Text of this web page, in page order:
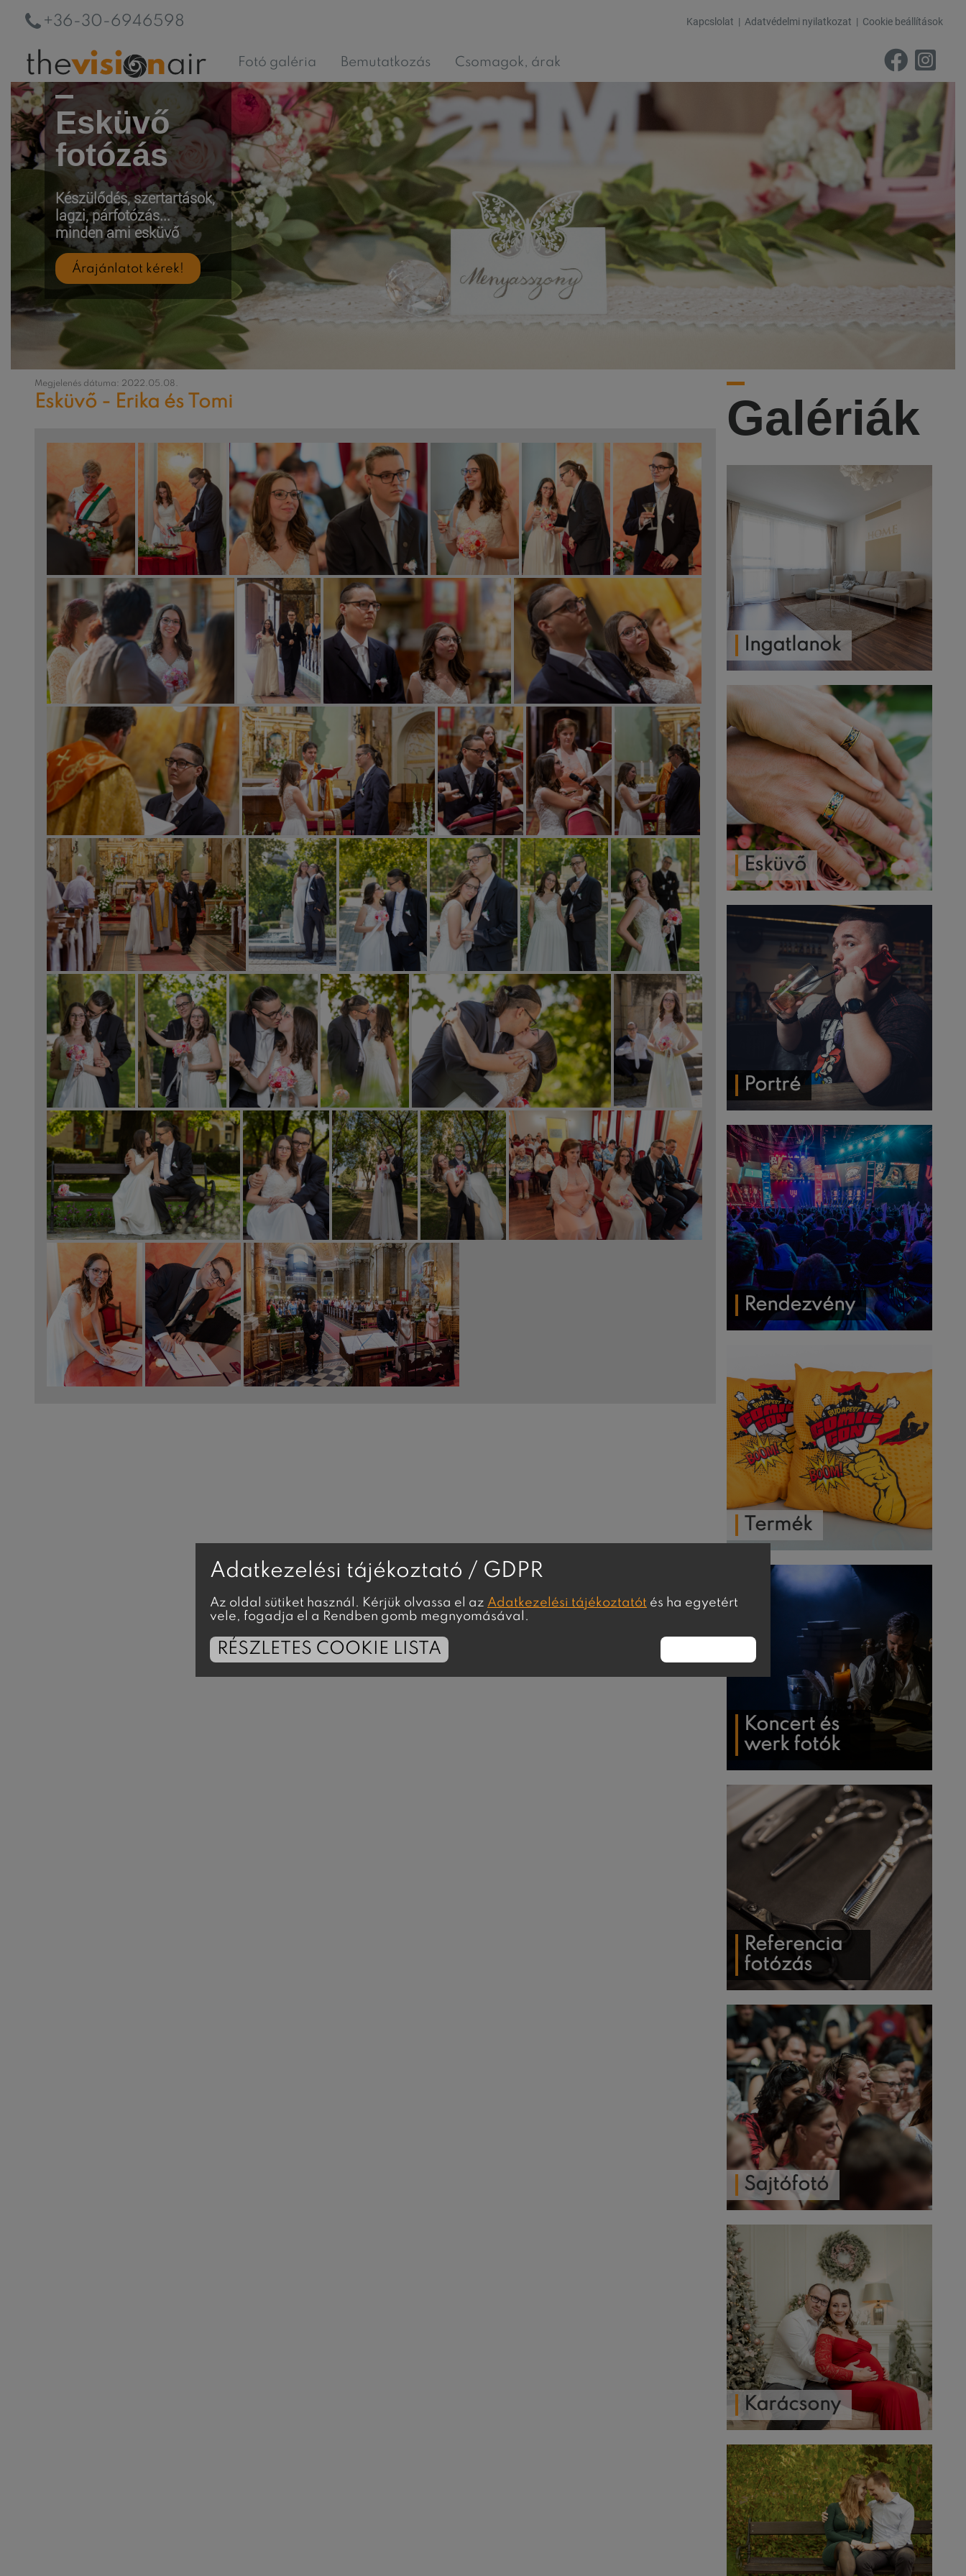
+36-30-6946598 Kapcslolat Adatvédelmi nyilatkozat Cookie beállítások
Fotó galéria Bemutatkozás Csomagok, árak
Esküvő
fotózás
Készülődés, szertartások,
lagzi, párfotózás...
minden ami esküvő
Árajánlatot kérek!
Megjelenés dátuma: 2022.05.08.
Esküvő - Erika és Tomi Galériák
Ingatlanok
Esküvő
Portré
Rendezvény
Termék
Koncert és
werk fotók
Referencia
fotózás
Sajtófotó
Karácsony
Adatkezelési tájékoztató / GDPR
Az oldal sütiket használ. Kérjük olvassa el az Adatkezelési tájékoztatót és ha egyetért
vele, fogadja el a Rendben gomb megnyomásával.
RÉSZLETES COOKIE LISTA